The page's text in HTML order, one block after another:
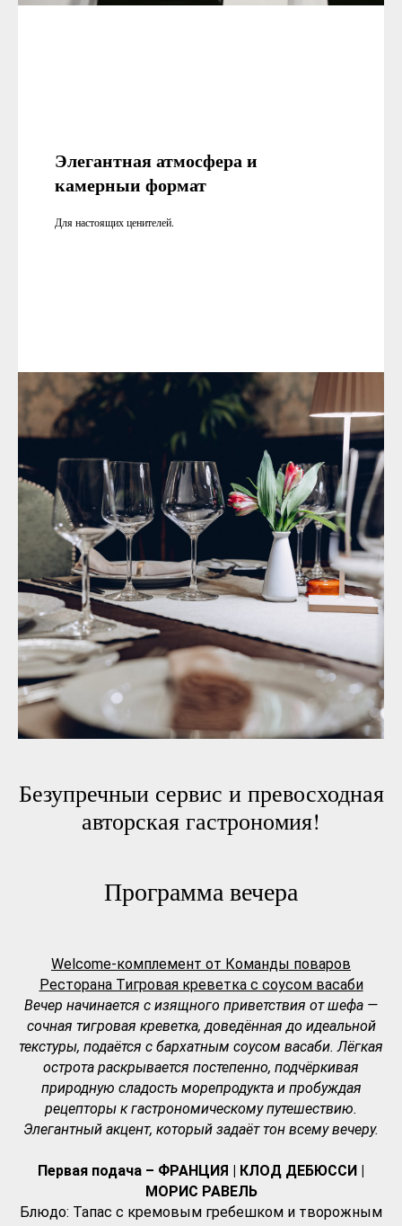
Элегантная атмосфера и
камерныи формат
Для настоящих ценителей.
Безупречныи сервис и превосходная
авторская гастрономия!
Программа вечера
Welcome-комплемент от Команды поваров
Ресторана Тигровая креветка с соусом васаби
Вечер начинается с изящного приветствия от шефа —
сочная тигровая креветка, доведённая до идеальной
текстуры, подаётся с бархатным соусом васаби. Лёгкая
острота раскрывается постепенно, подчёркивая
природную сладость морепродукта и пробуждая
рецепторы к гастрономическому путешествию.
Элегантный акцент, который задаёт тон всему вечеру.
Первая подача – ФРАНЦИЯ | КЛОД ДЕБЮССИ |
МОРИС РАВЕЛЬ
Блюдо: Тапас с кремовым гребешком и творожным